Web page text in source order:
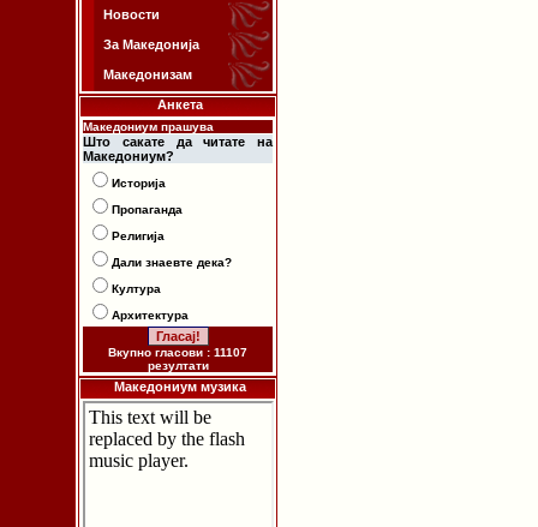
Новости
За Македонија
Македонизам
Анкета
Македониум прашува
Што сакате да читате на
Македониум?
Историја
Пропаганда
Религија
Дали знаевте дека?
Култура
Архитектура
Вкупно гласови : 11107
резултати
Македониум музика